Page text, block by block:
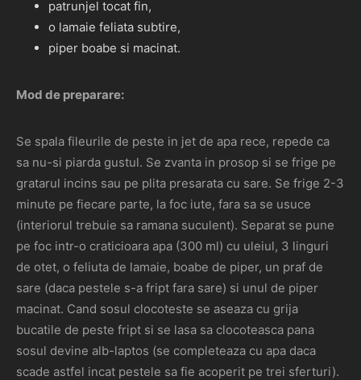
patrunjel tocat fin,
o lamaie feliata subtire,
piper boabe si macinat.
Mod de preparare:
Se spala fileurile de peste in jet de apa rece, repede ca
sa nu-si piarda gustul. Se zvanta in prosop si se frige pe
gratarul incins sau pe plita presarata cu sare. Se frige 2-3
minute pe fiecare parte, la foc iute, fara sa se usuce
(interiorul trebuie sa ramana suculent). Separat se pune
pe foc intr-o craticioara apa (300 ml) cu uleiul, 3 linguri
de otet, o feliuta de lamaie, boabe de piper, un praf de
sare (daca pestele s-a fript fara sare) si unul de piper
macinat. Cand sosul clocoteste se aseaza cu grija
bucatile de peste fript si se lasa sa clocoteasca pana
sosul devine alb-laptos (se completeaza cu apa daca
scade astfel incat pestele sa fie acoperit pe trei sferturi).